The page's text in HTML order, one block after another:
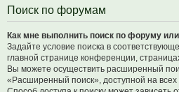
Поиск по форумам
Как мне выполнить поиск по форуму
Задайте условие поиска в
главной странице конференции,
Вы можете осуществить расширенный
«Расширенный поиск», доступной на